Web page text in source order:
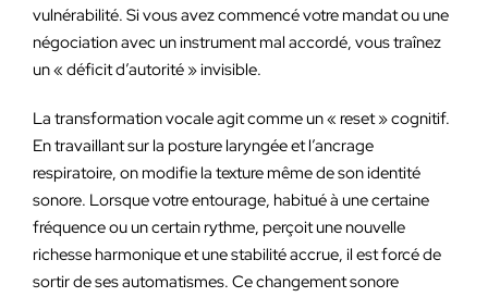
vulnérabilité. Si vous avez commencé votre mandat ou une
négociation avec un instrument mal accordé, vous traînez
un « déficit d’autorité » invisible.
La transformation vocale agit comme un « reset » cognitif.
En travaillant sur la posture laryngée et l’ancrage
respiratoire, on modifie la texture même de son identité
sonore. Lorsque votre entourage, habitué à une certaine
fréquence ou un certain rythme, perçoit une nouvelle
richesse harmonique et une stabilité accrue, il est forcé de
sortir de ses automatismes. Ce changement sonore